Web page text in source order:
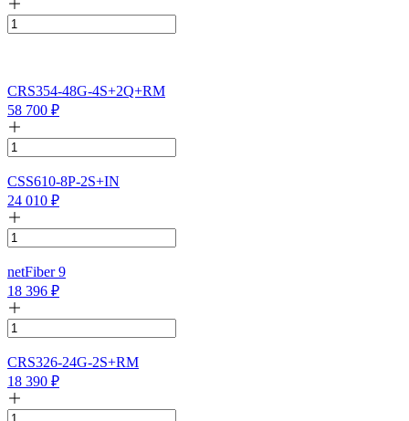
CRS354-48G-4S+2Q+RM
58 700 ₽
CSS610-8P-2S+IN
24 010 ₽
netFiber 9
18 396 ₽
CRS326-24G-2S+RM
18 390 ₽